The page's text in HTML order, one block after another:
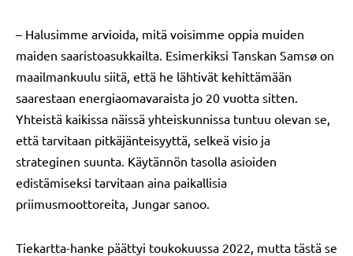
– Halusimme arvioida, mitä voisimme oppia muiden
maiden saaristoasukkailta. Esimerkiksi Tanskan Samsø on
maailmankuulu siitä, että he lähtivät kehittämään
saarestaan energiaomavaraista jo 20 vuotta sitten.
Yhteistä kaikissa näissä yhteiskunnissa tuntuu olevan se,
että tarvitaan pitkäjänteisyyttä, selkeä visio ja
strateginen suunta. Käytännön tasolla asioiden
edistämiseksi tarvitaan aina paikallisia
priimusmoottoreita, Jungar sanoo.
Tiekartta-hanke päättyi toukokuussa 2022, mutta tästä se